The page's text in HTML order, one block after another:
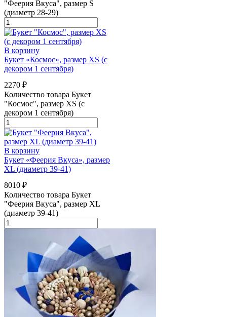
"Феерия Вкуса", размер S
(диаметр 28-29)
В корзину
Букет «Космос», размер XS (с
декором 1 сентября)
2270 ₽
Количество товара Букет
"Космос", размер XS (с
декором 1 сентября)
В корзину
Букет «Феерия Вкуса», размер
XL (диаметр 39-41)
8010 ₽
Количество товара Букет
"Феерия Вкуса", размер XL
(диаметр 39-41)